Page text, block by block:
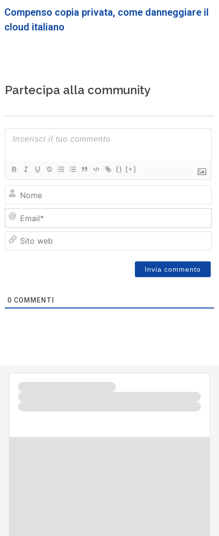
Compenso copia privata, come danneggiare il
cloud italiano
Partecipa alla community
{} [+]
0 COMMENTI